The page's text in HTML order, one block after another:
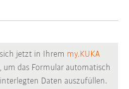
jetzt in Ihrem my.KUKA
um das Formular automatisch
Daten auszufüllen.